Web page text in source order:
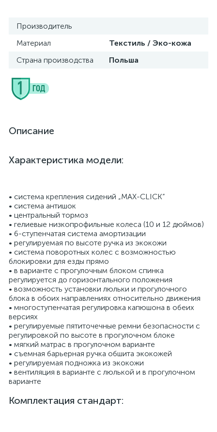
Производитель
Материал
Текстиль / Эко-кожа
Страна производства
Польша
Описание
Характеристика модели:
• система крепления сидений „MAX-CLICK”
• система антишок
• центральный тормоз
• гелиевые низкопрофильные колеса (10 и 12 дюймов)
• 6-ступенчатая система амортизации
• регулируемая по высоте ручка из экокожи
• система поворотных колес с возможностью
блокировки для езды прямо
• в варианте с прогулочным блоком спинка
регулируется до горизонтального положения
• возможность установки люльки и прогулочного
блока в обоих направлениях относительно движения
• многоступенчатая регулировка капюшона в обеих
версиях
• регулируемые пятиточечные ремни безопасности с
регулировкой по высоте в прогулочном блоке
• мягкий матрас в прогулочном варианте
• съемная барьерная ручка обшита экокожей
• регулируемая подножка из экокожи
• вентиляция в варианте с люлькой и в прогулочном
варианте
Комплектация стандарт: